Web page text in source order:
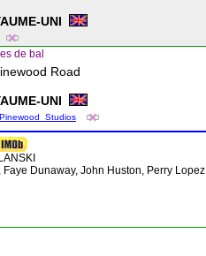
UNI
de bal
Road
UNI
Faye Dunaway, John Huston, Perry